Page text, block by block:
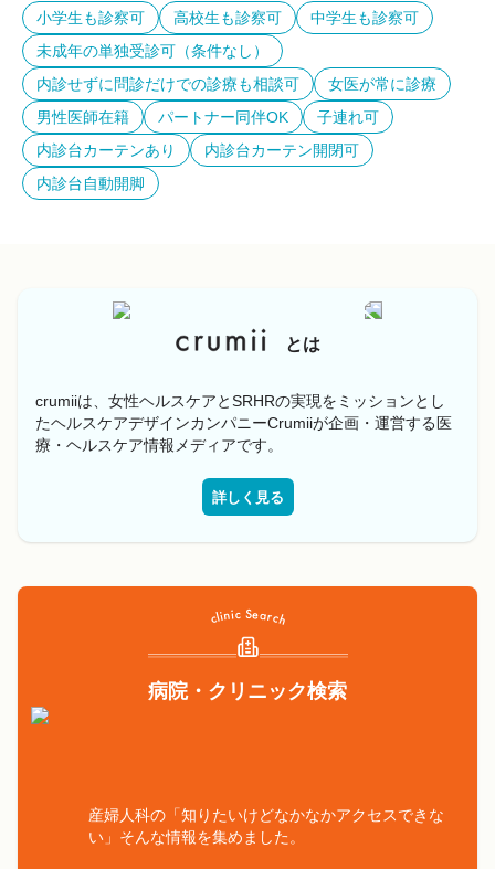
小学生も診察可 高校生も診察可
中学生も診察可
未成年の単独受診可（条件なし）
内診せずに問診だけでの診療も相談可
女医が常に診療
男性医師在籍
パートナー同伴OK
子連れ可
内診台カーテンあり
内診台カーテン開閉可
内診台自動開脚
とは
crumiiは、女性ヘルスケアとSRHRの実現をミッションとし
たヘルスケアデザインカンパニーCrumiiが企画・運営する医
療・ヘルスケア情報メディアです。
詳しく見る
病院・クリニック検索
産婦人科の「知りたいけどなかなかアクセスできな
い」そんな情報を集めました。